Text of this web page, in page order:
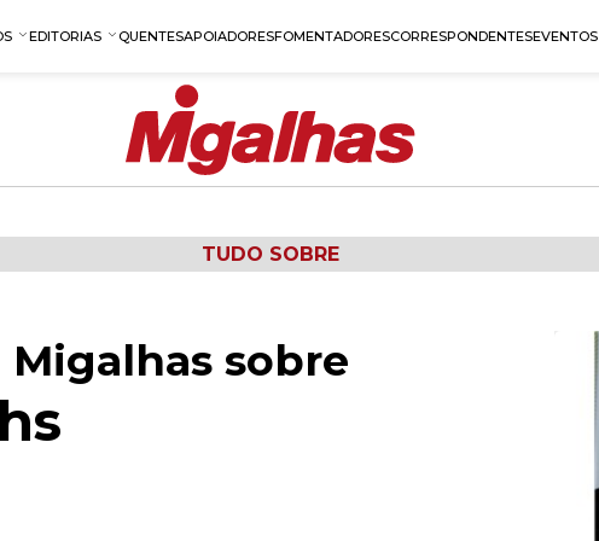
EDITORIAS QUENTESAPOIADORESFOMENTADORESCORRESPONDENTESEVENTOS
TUDO SOBRE
sobre